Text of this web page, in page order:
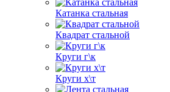
Катанка стальная
Квадрат стальной
Круги г\к
Круги х\т